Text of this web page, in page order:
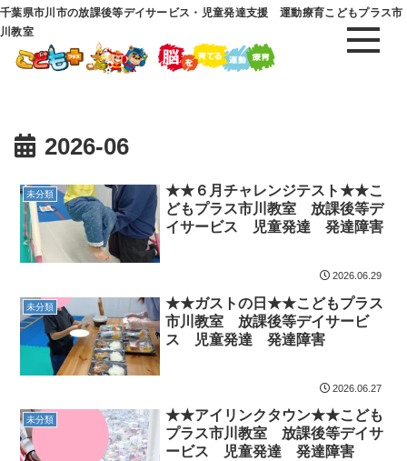
千葉県市川市の放課後等デイサービス・児童発達支援 運動療育こどもプラス市
川教室
2026-06
未分類
★★６月チャレンジテスト★★こ
どもプラス市川教室 放課後等デ
イサービス 児童発達 発達障害
2026.06.29
未分類
★★ガストの日★★こどもプラス
市川教室 放課後等デイサービ
ス 児童発達 発達障害
2026.06.27
未分類
★★アイリンクタウン★★こども
プラス市川教室 放課後等デイサ
ービス 児童発達 発達障害